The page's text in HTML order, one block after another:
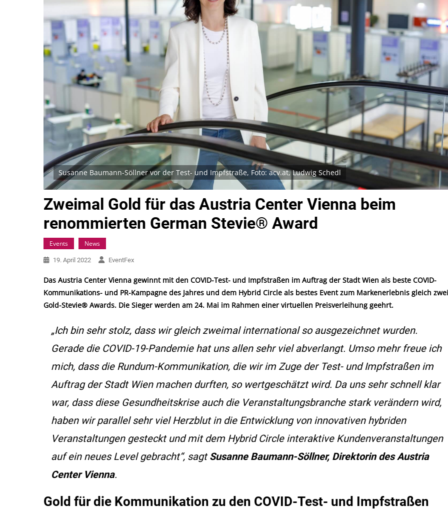
Susanne Baumann-Söllner vor der Test- und Impfstraße, Foto: acv.at, Ludwig Schedl
Zweimal Gold für das Austria Center Vienna beim
renommierten German Stevie® Award
Events News
19. April 2022 EventFex
Das Austria Center Vienna gewinnt mit den COVID-Test- und Impfstraßen im Auftrag der Stadt Wien als beste COVID-
Kommunikations- und PR-Kampagne des Jahres und dem Hybrid Circle als bestes Event zum Markenerlebnis gleich zwei
Gold-Stevie® Awards. Die Sieger werden am 24. Mai im Rahmen einer virtuellen Preisverleihung geehrt.
„Ich bin sehr stolz, dass wir gleich zweimal international so ausgezeichnet wurden.
Gerade die COVID-19-Pandemie hat uns allen sehr viel abverlangt. Umso mehr freue ich
mich, dass die Rundum-Kommunikation, die wir im Zuge der Test- und Impfstraßen im
Auftrag der Stadt Wien machen durften, so wertgeschätzt wird. Da uns sehr schnell klar
war, dass diese Gesundheitskrise auch die Veranstaltungsbranche stark verändern wird,
haben wir parallel sehr viel Herzblut in die Entwicklung von innovativen hybriden
Veranstaltungen gesteckt und mit dem Hybrid Circle interaktive Kundenveranstaltungen
auf ein neues Level gebracht“, sagtSusanne Baumann-Söllner, Direktorin des Austria
Center Vienna.
Gold für die Kommunikation zu den COVID-Test- und Impfstraßen